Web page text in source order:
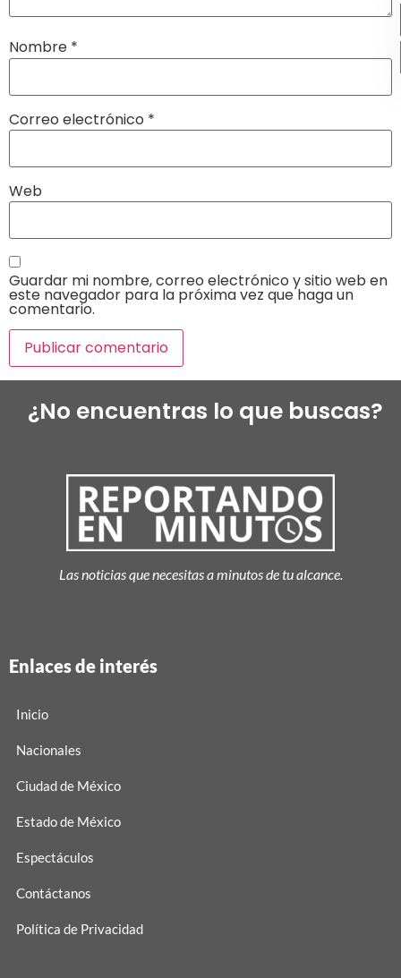
Nombre *
Correo electrónico *
Web
Guardar mi nombre, correo electrónico y sitio web en
este navegador para la próxima vez que haga un
comentario.
¿No encuentras lo que buscas?
Las noticias que necesitas a minutos de tu alcance.
Enlaces de interés
Inicio
Nacionales
Ciudad de México
Estado de México
Espectáculos
Contáctanos
Política de Privacidad